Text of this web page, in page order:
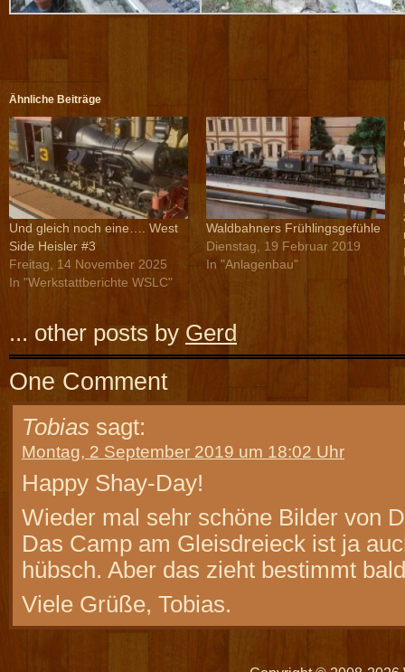
Ähnliche Beiträge
Und gleich noch eine…. West
Side Heisler #3
Freitag, 14 November 2025
In "Werkstattberichte WSLC"
Waldbahners Frühlingsgefühle
Dienstag, 19 Februar 2019
In "Anlagenbau"
... other posts by Gerd
One Comment
Tobias sagt:
Montag, 2 September 2019 um 18:02 Uhr
Happy Shay-Day!
Wieder mal sehr schöne Bilder von
Das Camp am Gleisdreieck ist ja
hübsch. Aber das zieht bestimmt
Viele Grüße, Tobias.